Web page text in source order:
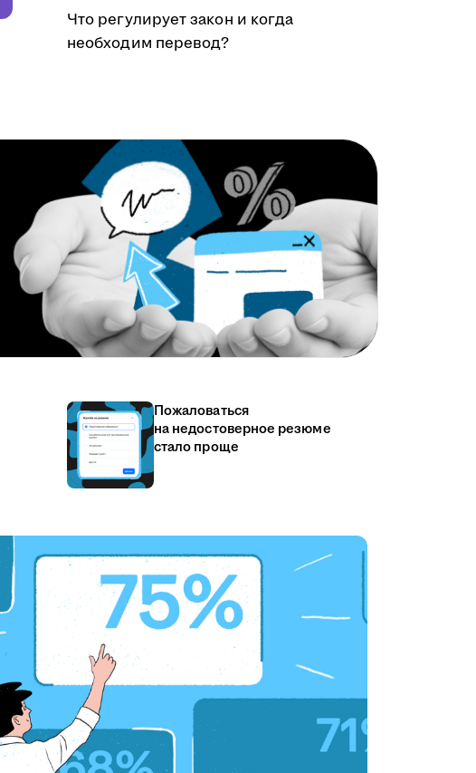
Что регулирует закон и когда
необходим перевод?
Пожаловаться
на недостоверное резюме
стало проще